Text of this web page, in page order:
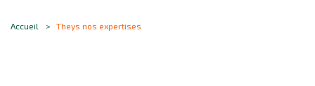
Accueil Theys nos expertises